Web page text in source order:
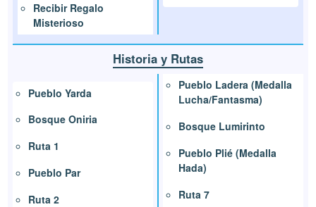
Recibir Regalo
Misterioso
Historia y Rutas
Pueblo Yarda
Bosque Oniria
Ruta 1
Pueblo Par
Ruta 2
Pueblo Ladera (Medalla
Lucha/Fantasma)
Bosque Lumirinto
Pueblo Plié (Medalla
Hada)
Ruta 7